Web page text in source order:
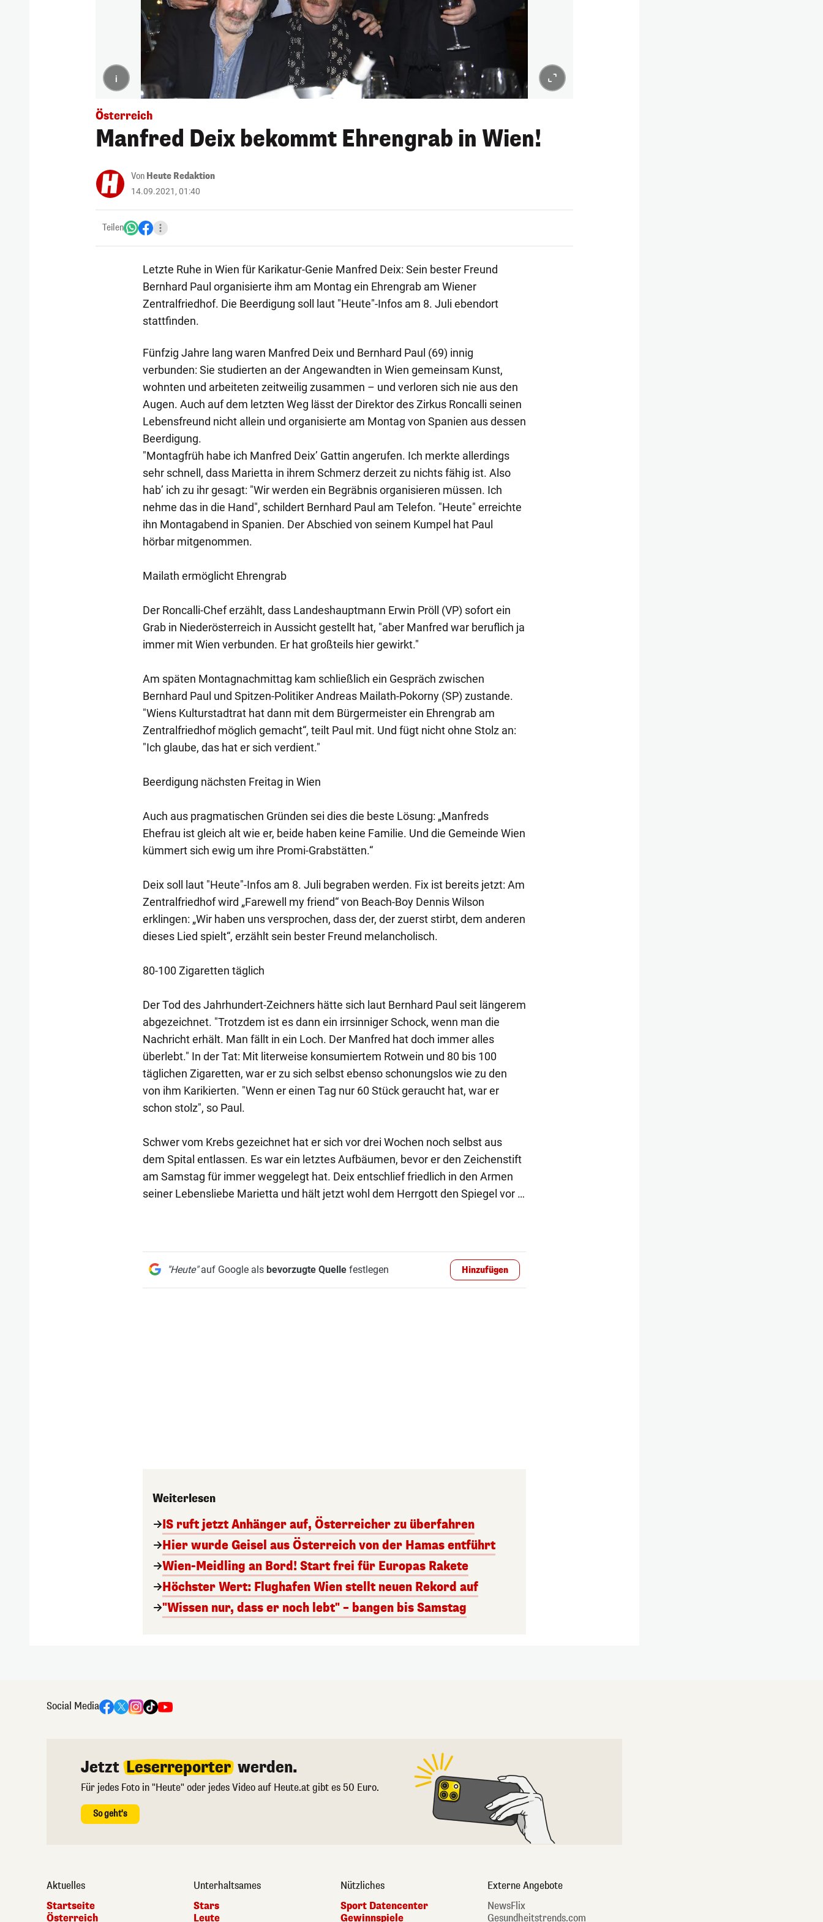
i
Österreich
Manfred Deix bekommt Ehrengrab in Wien!
Von Heute Redaktion
14.09.2021, 01:40
Teilen
Letzte Ruhe in Wien für Karikatur-Genie Manfred Deix: Sein bester Freund
Bernhard Paul organisierte ihm am Montag ein Ehrengrab am Wiener
Zentralfriedhof. Die Beerdigung soll laut "Heute"-Infos am 8. Juli ebendort
stattfinden.
Fünfzig Jahre lang waren Manfred Deix und Bernhard Paul (69) innig
verbunden: Sie studierten an der Angewandten in Wien gemeinsam Kunst,
wohnten und arbeiteten zeitweilig zusammen – und verloren sich nie aus den
Augen. Auch auf dem letzten Weg lässt der Direktor des Zirkus Roncalli seinen
Lebensfreund nicht allein und organisierte am Montag von Spanien aus dessen
Beerdigung.
"Montagfrüh habe ich Manfred Deix’ Gattin angerufen. Ich merkte allerdings
sehr schnell, dass Marietta in ihrem Schmerz derzeit zu nichts fähig ist. Also
hab’ ich zu ihr gesagt: "Wir werden ein Begräbnis organisieren müssen. Ich
nehme das in die Hand", schildert Bernhard Paul am Telefon. "Heute" erreichte
ihn Montagabend in Spanien. Der Abschied von seinem Kumpel hat Paul
hörbar mitgenommen.
Mailath ermöglicht Ehrengrab
Der Roncalli-Chef erzählt, dass Landeshauptmann Erwin Pröll (VP) sofort ein
Grab in Niederösterreich in Aussicht gestellt hat, "aber Manfred war beruflich ja
immer mit Wien verbunden. Er hat großteils hier gewirkt."
Am späten Montagnachmittag kam schließlich ein Gespräch zwischen
Bernhard Paul und Spitzen-Politiker Andreas Mailath-Pokorny (SP) zustande.
"Wiens Kulturstadtrat hat dann mit dem Bürgermeister ein Ehrengrab am
Zentralfriedhof möglich gemacht“, teilt Paul mit. Und fügt nicht ohne Stolz an:
"Ich glaube, das hat er sich verdient."
Beerdigung nächsten Freitag in Wien
Auch aus pragmatischen Gründen sei dies die beste Lösung: „Manfreds
Ehefrau ist gleich alt wie er, beide haben keine Familie. Und die Gemeinde Wien
kümmert sich ewig um ihre Promi-Grabstätten.“
Deix soll laut "Heute"-Infos am 8. Juli begraben werden. Fix ist bereits jetzt: Am
Zentralfriedhof wird „Farewell my friend“ von Beach-Boy Dennis Wilson
erklingen: „Wir haben uns versprochen, dass der, der zuerst stirbt, dem anderen
dieses Lied spielt“, erzählt sein bester Freund melancholisch.
80-100 Zigaretten täglich
Der Tod des Jahrhundert-Zeichners hätte sich laut Bernhard Paul seit längerem
abgezeichnet. "Trotzdem ist es dann ein irrsinniger Schock, wenn man die
Nachricht erhält. Man fällt in ein Loch. Der Manfred hat doch immer alles
überlebt." In der Tat: Mit literweise konsumiertem Rotwein und 80 bis 100
täglichen Zigaretten, war er zu sich selbst ebenso schonungslos wie zu den
von ihm Karikierten. "Wenn er einen Tag nur 60 Stück geraucht hat, war er
schon stolz", so Paul.
Schwer vom Krebs gezeichnet hat er sich vor drei Wochen noch selbst aus
dem Spital entlassen. Es war ein letztes Aufbäumen, bevor er den Zeichenstift
am Samstag für immer weggelegt hat. Deix entschlief friedlich in den Armen
seiner Lebensliebe Marietta und hält jetzt wohl dem Herrgott den Spiegel vor …
"Heute"auf Google als bevorzugte Quellefestlegen Hinzufügen
Weiterlesen
IS ruft jetzt Anhänger auf, Österreicher zu überfahren
Hier wurde Geisel aus Österreich von der Hamas entführt
Wien-Meidling an Bord! Start frei für Europas Rakete
Höchster Wert: Flughafen Wien stellt neuen Rekord auf
"Wissen nur, dass er noch lebt" – bangen bis Samstag
Social Media
Jetzt Leserreporter werden.
Für jedes Foto in "Heute" oder jedes Video auf Heute.at gibt es 50 Euro.
So geht's
Aktuelles
Startseite
Österreich
Unterhaltsames
Stars
Leute
Nützliches
Sport Datencenter
Gewinnspiele
Externe Angebote
NewsFlix
Gesundheitstrends.com